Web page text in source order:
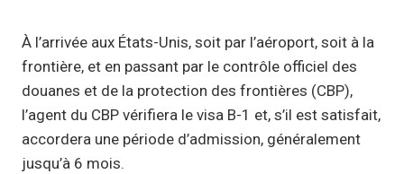
À l’arrivée aux États-Unis, soit par l’aéroport, soit à la
frontière, et en passant par le contrôle officiel des
douanes et de la protection des frontières (CBP),
l’agent du CBP vérifiera le visa B-1 et, s’il est satisfait,
accordera une période d’admission, généralement
jusqu’à 6 mois.